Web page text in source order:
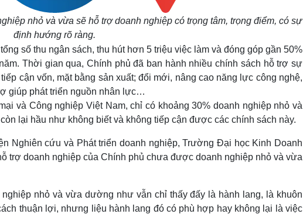
nhỏ và vừa sẽ hỗ trợ doanh nghiệp có trọng tâm, trọng điểm, có sự
định hướng rõ ràng.
số thu ngân sách, thu hút hơn 5 triệu việc làm và đóng góp gần 50%
Thời gian qua, Chính phủ đã ban hành nhiều chính sách hỗ trợ sự
cận vốn, mặt bằng sản xuất; đổi mới, nâng cao năng lực công nghệ,
giúp phát triển nguồn nhân lực…
và Công nghiệp Việt Nam, chỉ có khoảng 30% doanh nghiệp nhỏ và
lại hầu như không biết và không tiếp cận được các chính sách này.
Nghiên cứu và Phát triển doanh nghiệp, Trường Đại học Kinh Doanh
trợ doanh nghiệp của Chính phủ chưa được doanh nghiệp nhỏ và vừa
nhỏ và vừa dường như vẫn chỉ thấy đấy là hành lang, là khuôn
thuận lợi, nhưng liệu hành lang đó có phù hợp hay không lại là việc